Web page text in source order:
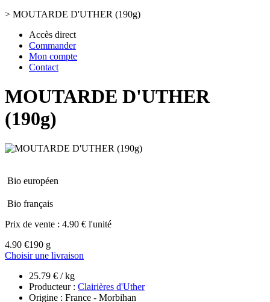
> MOUTARDE D'UTHER (190g)
Accès direct
Commander
Mon compte
Contact
MOUTARDE D'UTHER
(190g)
Bio européen
Bio français
Prix de vente : 4.90 € l'unité
4.90 €190 g
Choisir une livraison
25.79 € / kg
Producteur : Clairières d'Uther
Origine : France - Morbihan